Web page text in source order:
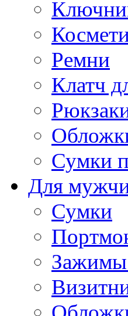
Ремни
Клатч
Сумки
Для
Сумки